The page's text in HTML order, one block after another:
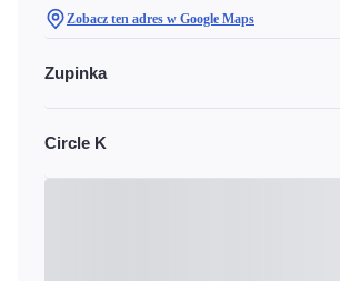
Zobacz ten adres w Google Maps
Zupinka
Circle K